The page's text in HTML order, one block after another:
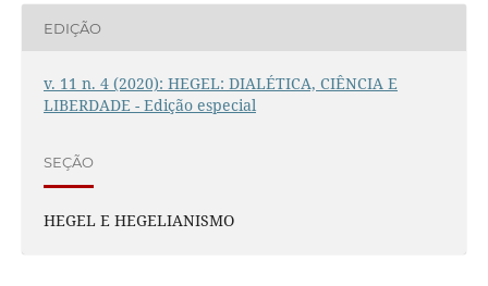
EDIÇÃO
v. 11 n. 4 (2020): HEGEL: DIALÉTICA, CIÊNCIA E
LIBERDADE - Edição especial
SEÇÃO
HEGEL E HEGELIANISMO